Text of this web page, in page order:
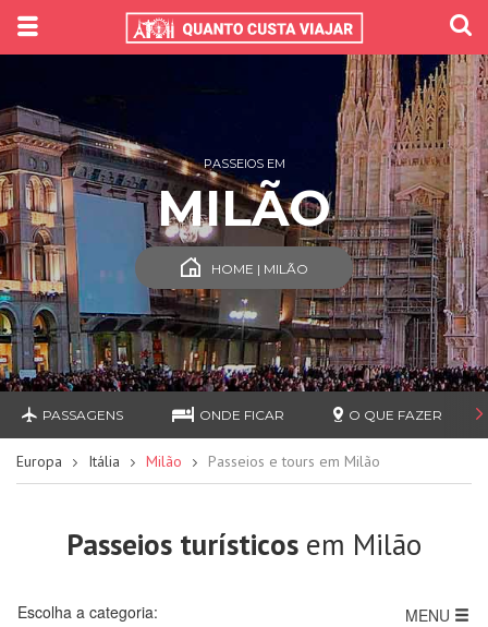
PASSEIOS EM
MILÃO
HOME | MILÃO
PASSAGENS ONDE FICAR O QUE FAZER
Europa Itália Milão Passeios e tours em Milão
Passeios turísticos em Milão
MENU
Escolha a categoria: